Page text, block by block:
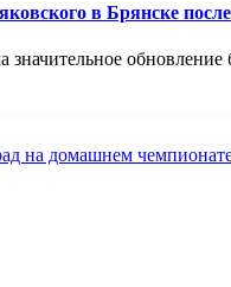
в Брянске
обновление